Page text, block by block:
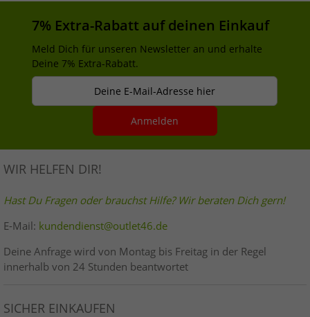
7% Extra-Rabatt auf deinen Einkauf
Meld Dich für unseren Newsletter an und erhalte
Deine 7% Extra-Rabatt.
Deine E-Mail-Adresse hier
Anmelden
WIR HELFEN DIR!
Hast Du Fragen oder brauchst Hilfe? Wir beraten Dich gern!
E-Mail: kundendienst@outlet46.de
Deine Anfrage wird von Montag bis Freitag in der Regel
innerhalb von 24 Stunden beantwortet
SICHER EINKAUFEN